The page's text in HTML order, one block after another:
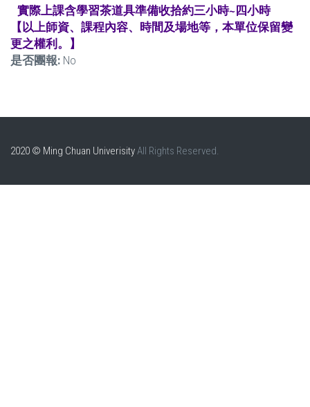
實際上課含學習茶道具準備收拾約三小時~四小時
【以上師資、課程內容、時間及場地等，本單位保留變
更之權利。】
是否團報: No
2020 © Ming Chuan Univerisity All Rights Reserved.